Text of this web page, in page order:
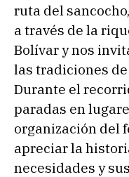
ruta del
a través de la
Bolívar y nos
las tradiciones
Durante el
paradas en
organización del
apreciar la
necesidades y